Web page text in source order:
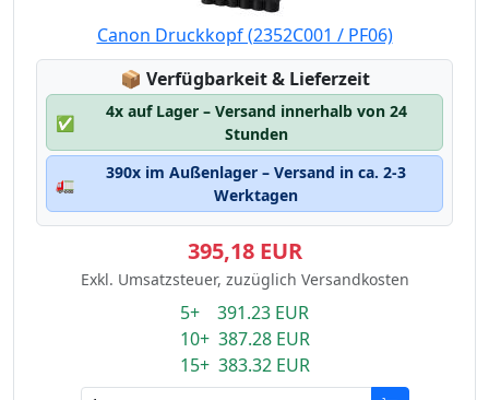
Canon Druckkopf (2352C001 / PF06)
📦 Lagerstatus:
Verfügbarkeit & Lieferzeit
✅
4x auf Lager – Versand innerhalb von 24
Stunden
🚛
390x im Außenlager – Versand in ca. 2-3
Werktagen
395,18 EUR
Exkl. Umsatzsteuer, zuzüglich Versandkosten
5+ 391.23 EUR
10+ 387.28 EUR
15+ 383.32 EUR